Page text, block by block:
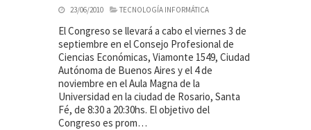
23/06/2010 TECNOLOGÍA INFORMÁTICA
El Congreso se llevará a cabo el viernes 3 de
septiembre en el Consejo Profesional de
Ciencias Económicas, Viamonte 1549, Ciudad
Autónoma de Buenos Aires y el 4 de
noviembre en el Aula Magna de la
Universidad en la ciudad de Rosario, Santa
Fé, de 8:30 a 20:30hs. El objetivo del
Congreso es prom…